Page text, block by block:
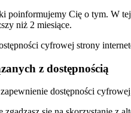
poinformujemy Cię o tym. W
niż 2 miesiące.
cyfrowej strony
z dostępnością
dostępności